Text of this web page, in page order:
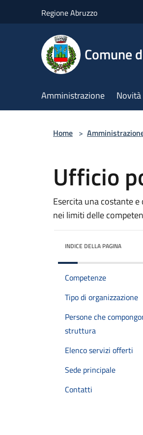
Regione Abruzzo
Comune
Amministrazione Novità
Home >
Ufficio
Esercita una costante
nei limiti delle
INDICE DELLA PAGINA
Competenze
Tipo di organizzazione
Persone che
struttura
Elenco servizi offerti
Sede principale
Contatti